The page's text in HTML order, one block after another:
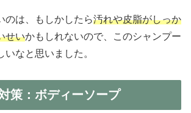
のは、もしかしたら汚れや皮脂がしっか
せいかもしれないので、このシャンプー
いなと思いました。
策：ボディーソープ